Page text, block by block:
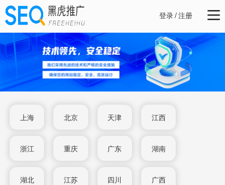
登录/注册
上海 北京 天津 江西
浙江 重庆 广东 湖南
湖北 江苏 四川 广西